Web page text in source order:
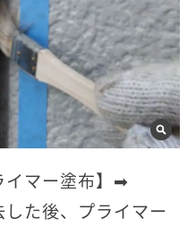
イマー塗布】➡
た後、プライマー